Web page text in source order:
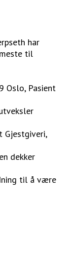
har
til
Oslo, Pasient
Gjestgiveri,
dekker
til å være